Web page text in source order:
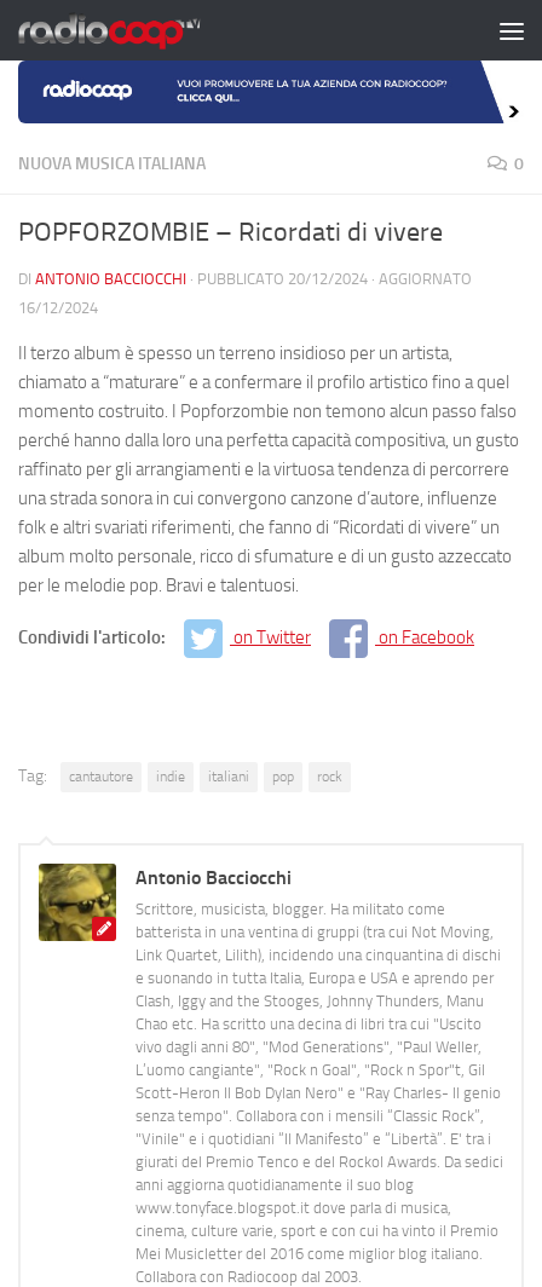
Salta al contenuto
NUOVA MUSICA ITALIANA 0
POPFORZOMBIE – Ricordati di vivere
DI ANTONIO BACCIOCCHI · PUBBLICATO 20/12/2024 · AGGIORNATO
16/12/2024
Il terzo album è spesso un terreno insidioso per un artista,
chiamato a “maturare” e a confermare il profilo artistico fino a quel
momento costruito. I Popforzombie non temono alcun passo falso
perché hanno dalla loro una perfetta capacità compositiva, un gusto
raffinato per gli arrangiamenti e la virtuosa tendenza di percorrere
una strada sonora in cui convergono canzone d’autore, influenze
folk e altri svariati riferimenti, che fanno di “Ricordati di vivere” un
album molto personale, ricco di sfumature e di un gusto azzeccato
per le melodie pop. Bravi e talentuosi.
Condividi l'articolo: on Twitter on Facebook
Tag: cantautore indie italiani pop rock
Antonio Bacciocchi
Scrittore, musicista, blogger. Ha militato come
batterista in una ventina di gruppi (tra cui Not Moving,
Link Quartet, Lilith), incidendo una cinquantina di dischi
e suonando in tutta Italia, Europa e USA e aprendo per
Clash, Iggy and the Stooges, Johnny Thunders, Manu
Chao etc. Ha scritto una decina di libri tra cui "Uscito
vivo dagli anni 80", "Mod Generations", "Paul Weller,
L’uomo cangiante", "Rock n Goal", "Rock n Spor"t, Gil
Scott-Heron Il Bob Dylan Nero" e "Ray Charles- Il genio
senza tempo". Collabora con i mensili “Classic Rock”,
"Vinile" e i quotidiani “Il Manifesto” e “Libertà”. E' tra i
giurati del Premio Tenco e del Rockol Awards. Da sedici
anni aggiorna quotidianamente il suo blog
www.tonyface.blogspot.it dove parla di musica,
cinema, culture varie, sport e con cui ha vinto il Premio
Mei Musicletter del 2016 come miglior blog italiano.
Collabora con Radiocoop dal 2003.